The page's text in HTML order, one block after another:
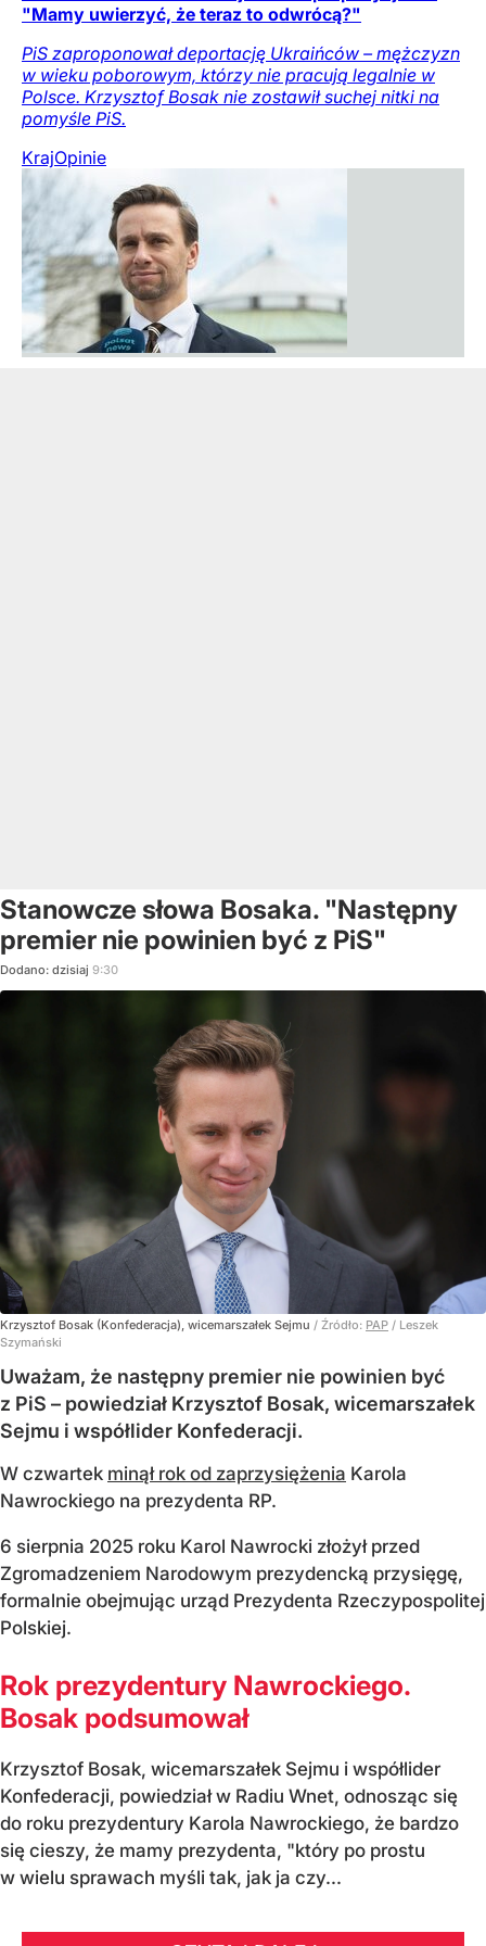
"Mamy uwierzyć, że teraz to odwrócą?"
PiS zaproponował deportację Ukraińców – mężczyzn
w wieku poborowym, którzy nie pracują legalnie w
Polsce. Krzysztof Bosak nie zostawił suchej nitki na
pomyśle PiS.
KrajOpinie
Stanowcze słowa Bosaka. "Następny
premier nie powinien być z PiS"
Dodano: dzisiaj 9:30
Krzysztof Bosak (Konfederacja), wicemarszałek Sejmu / Źródło: PAP / Leszek
Szymański
Uważam, że następny premier nie powinien być
z PiS – powiedział Krzysztof Bosak, wicemarszałek
Sejmu i współlider Konfederacji.
W czwartek minął rok od zaprzysiężenia Karola
Nawrockiego na prezydenta RP.
6 sierpnia 2025 roku Karol Nawrocki złożył przed
Zgromadzeniem Narodowym prezydencką przysięgę,
formalnie obejmując urząd Prezydenta Rzeczypospolitej
Polskiej.
Rok prezydentury Nawrockiego.
Bosak podsumował
Krzysztof Bosak, wicemarszałek Sejmu i współlider
Konfederacji, powiedział w Radiu Wnet, odnosząc się
do roku prezydentury Karola Nawrockiego, że bardzo
się cieszy, że mamy prezydenta, "który po prostu
w wielu sprawach myśli tak, jak ja czy...